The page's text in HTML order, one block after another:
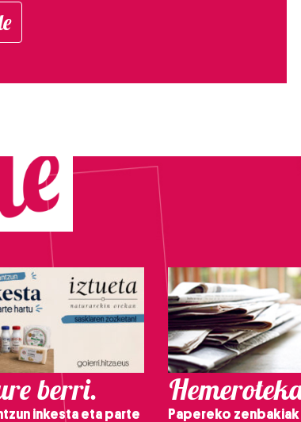
berri.
inkesta eta parte
Papereko zenbakiak